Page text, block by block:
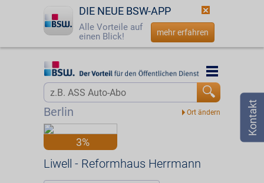
DIE NEUE BSW-APP
Alle Vorteile auf
einen Blick!
mehr erfahren
Startseite
Login
Berlin
Startseite
3%
Liwell - Reformhaus Herrmann